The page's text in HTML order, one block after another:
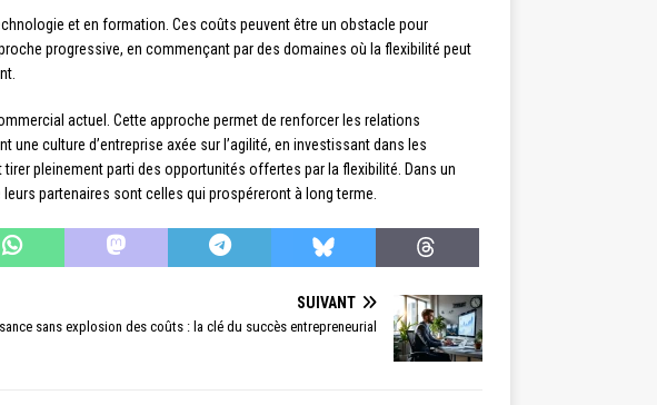
et en formation. Ces coûts peuvent être un obstacle pour
progressive, en commençant par des domaines où la flexibilité peut
actuel. Cette approche permet de renforcer les relations
culture d’entreprise axée sur l’agilité, en investissant dans les
pleinement parti des opportunités offertes par la flexibilité. Dans un
partenaires sont celles qui prospéreront à long terme.
SUIVANT
sans explosion des coûts : la clé du succès entrepreneurial